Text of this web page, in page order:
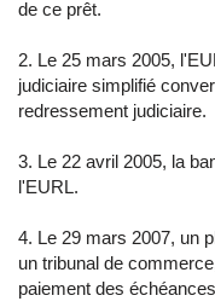
de ce prêt.
2. Le 25 mars 2005,
judiciaire simplifié
redressement judiciaire.
3. Le 22 avril 2005, la
l'EURL.
4. Le 29 mars 2007, un
un tribunal de
paiement des